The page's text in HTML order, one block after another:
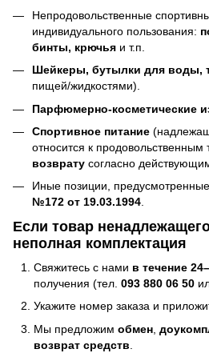
Непродовольственные
индивидуального пользования:
бинты, крючья и т.п.
Шейкеры, бутылки для воды,
пищей/жидкостями).
Парфюмерно-косметические
Спортивное питание
относится к продовольственным
возврату согласно
Иные позиции, предусмотренные
№172 от 19.03.1994.
Если товар
неполная комплектация
Свяжитесь с нами в течение
получения (тел. 093 880 06 50
Укажите номер заказа и
Мы предложим обмен
возврат средств